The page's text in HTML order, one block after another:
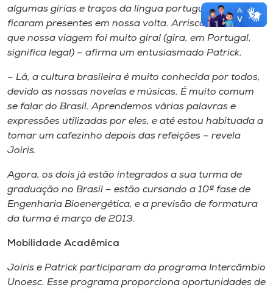
algumas gírias e traços da língua portuguesa de lá
ficaram presentes em nossa volta. Arrisco-me a dizer
que nossa viagem foi muito gira! (gira, em Portugal,
significa legal) – afirma um entusiasmado Patrick.
– Lá, a cultura brasileira é muito conhecida por todos,
devido as nossas novelas e músicas. É muito comum
se falar do Brasil. Aprendemos várias palavras e
expressões utilizadas por eles, e até estou habituada a
tomar um cafezinho depois das refeições – revela
Joiris.
Agora, os dois já estão integrados a sua turma de
graduação no Brasil – estão cursando a 10ª fase de
Engenharia Bioenergética, e a previsão de formatura
da turma é março de 2013.
Mobilidade Acadêmica
Joiris e Patrick participaram do programa Intercâmbio
Unoesc. Esse programa proporciona oportunidades de